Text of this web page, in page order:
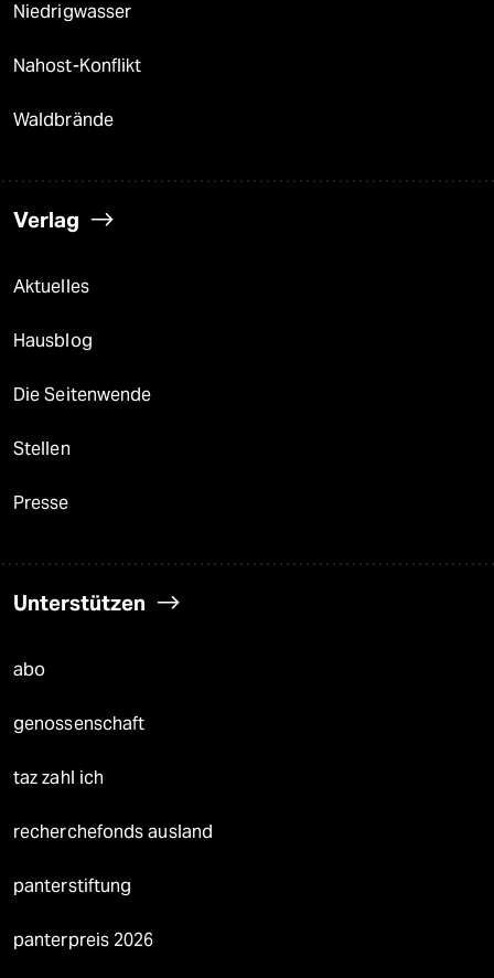
Niedrigwasser
Nahost-Konflikt
Waldbrände
Verlag
Aktuelles
Hausblog
Die Seitenwende
Stellen
Presse
Unterstützen
abo
genossenschaft
taz zahl ich
recherchefonds ausland
panterstiftung
panterpreis 2026